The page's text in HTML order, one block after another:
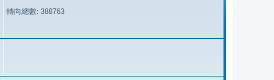
轉向總數: 388763